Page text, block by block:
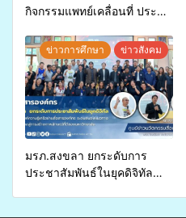
กิจกรรมแพทย์เคลื่อนที่ ประจำ
สุขภาพแก่ประชาชนในพื้นที่
อำเภอจะนะ
ข่าวการศึกษา ข่าวสังคม
มรภ.สงขลา ยกระดับการ
ประชาสัมพันธ์ในยุคดิจิทัล